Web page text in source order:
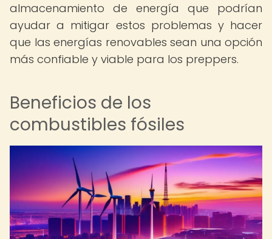
almacenamiento de energía que podrían
ayudar a mitigar estos problemas y hacer
que las energías renovables sean una opción
más confiable y viable para los preppers.
Beneficios de los
combustibles fósiles